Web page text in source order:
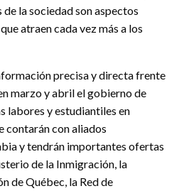
la sociedad son aspectos
atraen cada vez más a los
precisa y directa frente
marzo y abril el gobierno de
labores y estudiantiles en
contarán con aliados
y tendrán importantes ofertas
de la Inmigración, la
de Québec, la Red de